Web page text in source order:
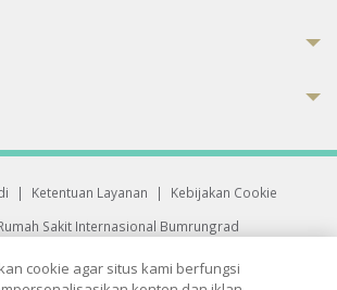
| Ketentuan Layanan |
Kebijakan Cookie
Sakit Internasional Bumrungrad
3, Wattana, Bangkok 10110 Thailand.
cookie agar situs kami berfungsi